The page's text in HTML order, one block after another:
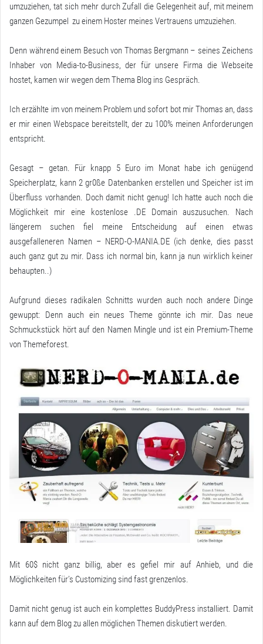
umzuziehen, tat sich mehr durch Zufall die Gelegenheit auf, mit meinem
ganzen Gezumpel zu einem Hoster meines Vertrauens umzuziehen.
Denn während einem Besuch von Thomas Bergmann – seines Zeichens
Inhaber von Media-to-Business, der für unsere Firma die Webseite
hostet, kamen wir wegen dem Thema Blog ins Gespräch.
Ich erzählte im von meinem Problem und sofort bot mir Thomas an, dass
er mir einen Webspace bereitstellt, der zu 100% meinen Anforderungen
entspricht.
Gesagt – getan. Für knapp 5 Euro im Monat habe ich genügend
Speicherplatz, kann 2 gr0ße Datenbanken erstellen und Speicher ist im
Überfluss vorhanden. Doch damit nicht genug! Ich hatte auch noch die
Möglichkeit mir eine kostenlose .DE Domain auszusuchen. Nach
längerem suchen fiel meine Entscheidung auf einen etwas
ausgefalleneren Namen – NERD-O-MANIA.DE (ich denke, dies passt
auch ganz gut zu mir. Dass ich normal bin, kann ja nun wirklich keiner
behaupten..)
Aufgrund dieses radikalen Schnitts wurden auch noch andere Dinge
gewuppt: Denn auch ein neues Theme gönnte ich mir. Das neue
Schmuckstück hört auf den Namen Mingle und ist ein Premium-Theme
von Themeforest.
Mit 60$ nicht ganz billig, aber es gefiel mir auf Anhieb, und die
Möglichkeiten für’s Customizing sind fast grenzenlos.
Damit nicht genug ist auch ein komplettes BuddyPress installiert. Damit
kann auf dem Blog zu allen möglichen Themen diskutiert werden.